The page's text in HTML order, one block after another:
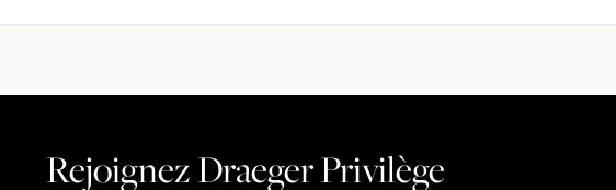
Rejoignez Draeger Privilège